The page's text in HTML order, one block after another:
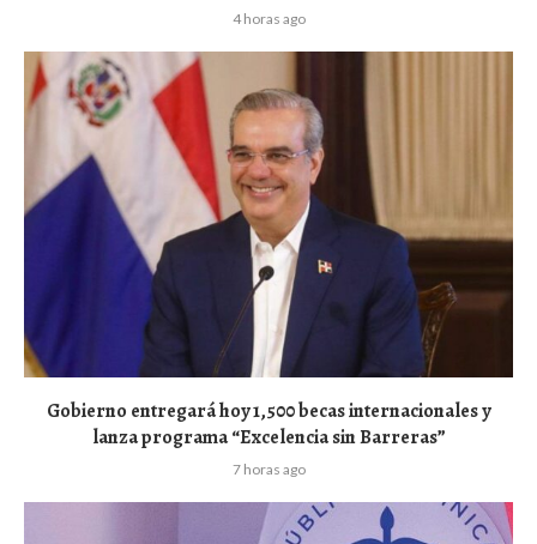
4 horas ago
Gobierno entregará hoy 1,500 becas internacionales y
lanza programa “Excelencia sin Barreras”
7 horas ago